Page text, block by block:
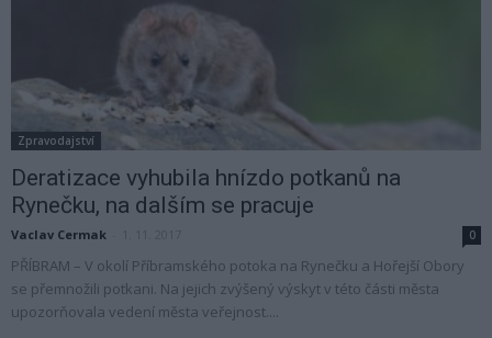
Zpravodajství
Deratizace vyhubila hnízdo potkanů na
Rynečku, na dalším se pracuje
Vaclav Cermak 0
PŘÍBRAM – V okolí Příbramského potoka na Rynečku a Hořejší Obory
se přemnožili potkani. Na jejich zvýšený výskyt v této části města
upozorňovala vedení města veřejnost....